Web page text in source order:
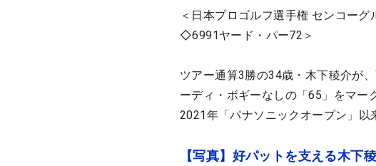
＜日本プロゴルフ選手権 センコー
◇6991ヤード・パー72＞
ツアー通算3勝の34歳・木下稜介が
ーディ・ボギーなしの「65」をマー
2021年「パナソニックオープン」以
【写真】好パットを支える木下